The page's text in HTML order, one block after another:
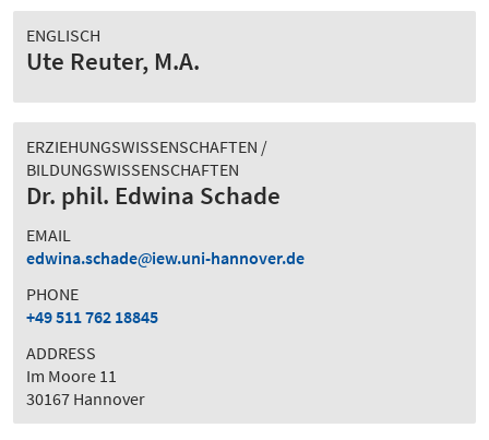
ENGLISCH
Ute Reuter, M.A.
ERZIEHUNGSWISSENSCHAFTEN /
BILDUNGSWISSENSCHAFTEN
Dr. phil. Edwina Schade
EMAIL
edwina.schade
iew.uni-hannover.de
PHONE
+49 511 762 18845
ADDRESS
Im Moore 11
30167 Hannover